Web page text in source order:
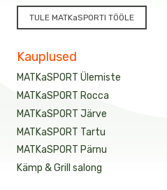
TULE MATKaSPORTI TÖÖLE
Kauplused
MATKaSPORT Ülemiste
MATKaSPORT Rocca
MATKaSPORT Järve
MATKaSPORT Tartu
MATKaSPORT Pärnu
Kämp & Grill salong